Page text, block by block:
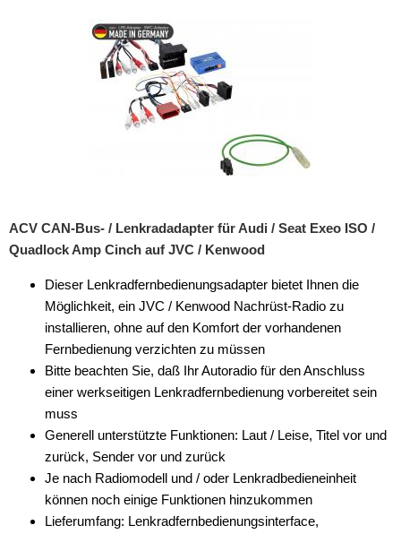
ACV CAN-Bus- / Lenkradadapter für Audi / Seat Exeo ISO /
Quadlock Amp Cinch auf JVC / Kenwood
Dieser Lenkradfernbedienungsadapter bietet Ihnen die
Möglichkeit, ein JVC / Kenwood Nachrüst-Radio zu
installieren, ohne auf den Komfort der vorhandenen
Fernbedienung verzichten zu müssen
Bitte beachten Sie, daß Ihr Autoradio für den Anschluss
einer werkseitigen Lenkradfernbedienung vorbereitet sein
muss
Generell unterstützte Funktionen: Laut / Leise, Titel vor und
zurück, Sender vor und zurück
Je nach Radiomodell und / oder Lenkradbedieneinheit
können noch einige Funktionen hinzukommen
Lieferumfang: Lenkradfernbedienungsinterface,